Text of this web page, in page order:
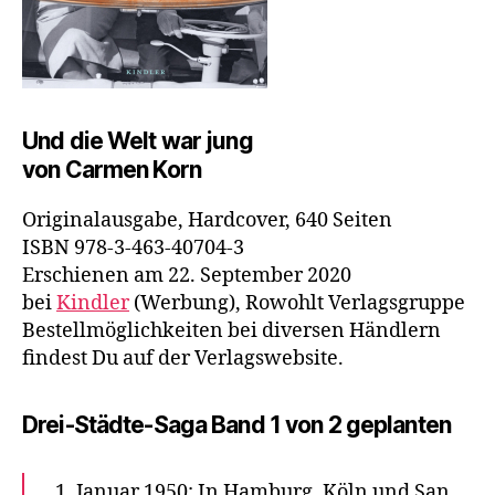
Und die Welt war jung
von Carmen Korn
Originalausgabe, Hardcover, 640 Seiten
ISBN 978-3-463-40704-3
Erschienen am 22. September 2020
beiKindler(Werbung), Rowohlt Verlagsgruppe
Bestellmöglichkeiten bei diversen Händlern
findest Du auf der Verlagswebsite.
Drei-Städte-Saga Band 1 von 2 geplanten